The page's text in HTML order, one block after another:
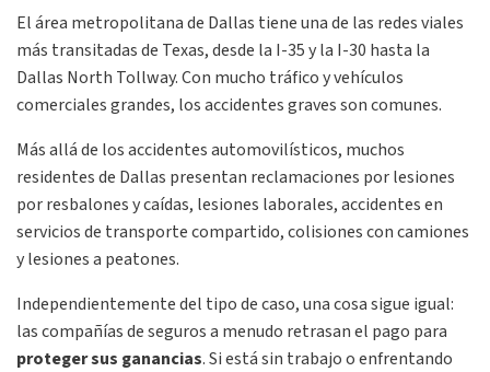
El área metropolitana de Dallas tiene una de las redes viales
más transitadas de Texas, desde la I-35 y la I-30 hasta la
Dallas North Tollway. Con mucho tráfico y vehículos
comerciales grandes, los accidentes graves son comunes.
Más allá de los accidentes automovilísticos, muchos
residentes de Dallas presentan reclamaciones por lesiones
por resbalones y caídas, lesiones laborales, accidentes en
servicios de transporte compartido, colisiones con camiones
y lesiones a peatones.
Independientemente del tipo de caso, una cosa sigue igual:
las compañías de seguros a menudo retrasan el pago para
proteger sus ganancias. Si está sin trabajo o enfrentando